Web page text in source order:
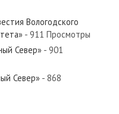
Север»
Север»
Вологодского
- 911 Просмотры
Север» - 901
Север» - 868